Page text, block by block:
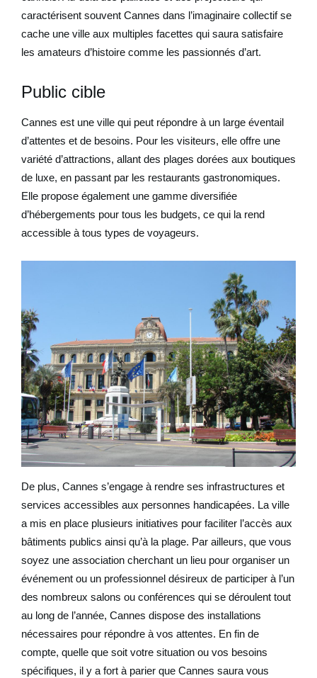
caractérisent souvent Cannes dans l’imaginaire collectif se
cache une ville aux multiples facettes qui saura satisfaire
les amateurs d’histoire comme les passionnés d’art.
Public cible
Cannes est une ville qui peut répondre à un large éventail
d’attentes et de besoins. Pour les visiteurs, elle offre une
variété d’attractions, allant des plages dorées aux boutiques
de luxe, en passant par les restaurants gastronomiques.
Elle propose également une gamme diversifiée
d’hébergements pour tous les budgets, ce qui la rend
accessible à tous types de voyageurs.
De plus, Cannes s’engage à rendre ses infrastructures et
services accessibles aux personnes handicapées. La ville
a mis en place plusieurs initiatives pour faciliter l’accès aux
bâtiments publics ainsi qu’à la plage. Par ailleurs, que vous
soyez une association cherchant un lieu pour organiser un
événement ou un professionnel désireux de participer à l’un
des nombreux salons ou conférences qui se déroulent tout
au long de l’année, Cannes dispose des installations
nécessaires pour répondre à vos attentes. En fin de
compte, quelle que soit votre situation ou vos besoins
spécifiques, il y a fort à parier que Cannes saura vous